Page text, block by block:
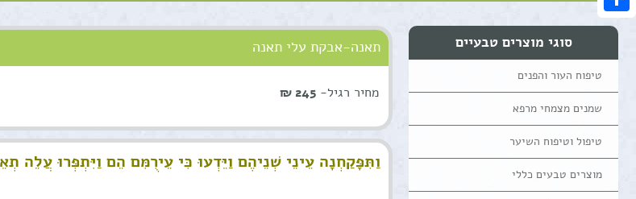
Share
תאנה-אבקת עלי תאנה
מחיר רגיל- 245 ₪
וַתִּפָּקַחְנָה עֵינֵי שְׁנֵיהֶם וַיֵּדְעוּ כִּי עֵירֻמִּם הֵם וַיִּתְפְּרוּ עֲלֵה
סוגי מוצרים טבעיים
טיפוח העור והפנים
שמנים מצמחי מרפא
טיפול וטיפוח השיער
מוצרים טבעים כללי